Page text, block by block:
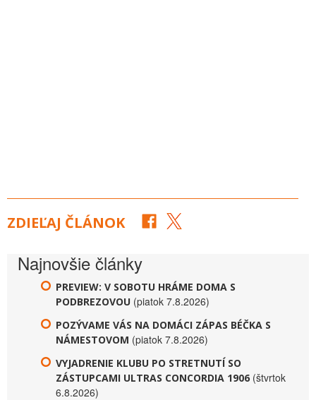
ZDIEĽAJ ČLÁNOK
Najnovšie články
PREVIEW: V SOBOTU HRÁME DOMA S
PODBREZOVOU (piatok 7.8.2026)
POZÝVAME VÁS NA DOMÁCI ZÁPAS BÉČKA S
NÁMESTOVOM (piatok 7.8.2026)
VYJADRENIE KLUBU PO STRETNUTÍ SO
ZÁSTUPCAMI ULTRAS CONCORDIA 1906 (štvrtok
6.8.2026)